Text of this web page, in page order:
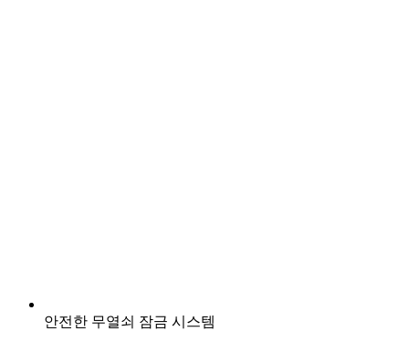
안전한 무열쇠 잠금 시스템